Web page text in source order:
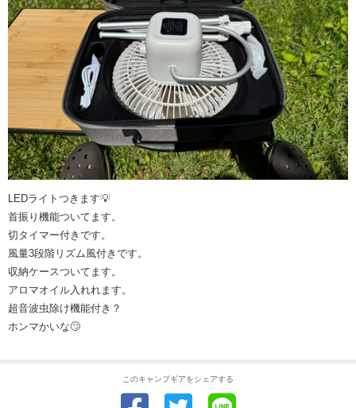
LEDライトつきます💡
首振り機能ついてます。
切タイマー付きです。
風量3段階リズム風付きです。
収納ケースついてます。
アロマオイル入れれます。
超音波虫除け機能付き？
ホンマかいな🙄
このキャンプギアをシェアする